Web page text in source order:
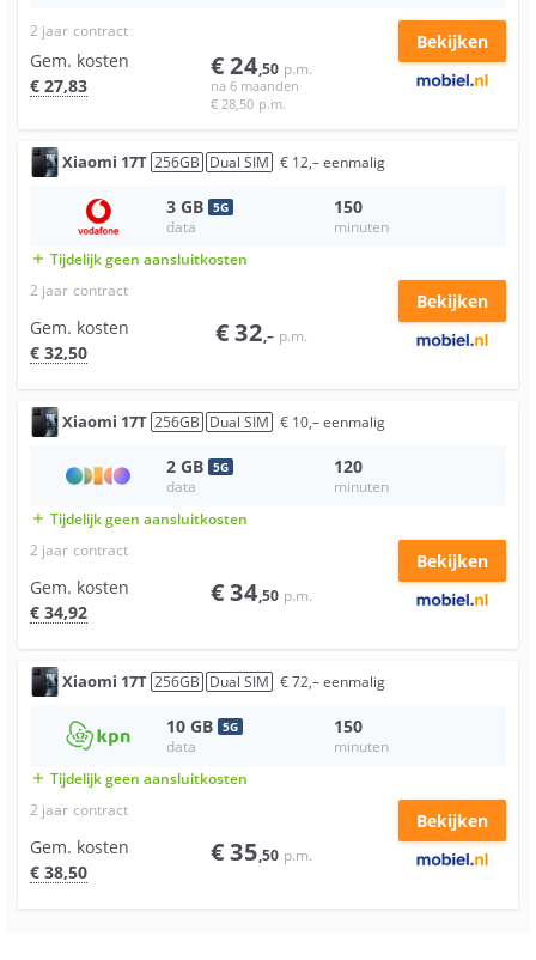
2 jaar contract
€24,50 p.m.
na 6 maanden
€ 28,50 p.m.
Gem. kosten
€ 27,83
Bekijken
Xiaomi 17T 256GB Dual SIM € 12,–eenmalig
3 GB 5G
data
150
minuten
2 jaar contract
€32,– p.m.
Gem. kosten
€ 32,50
Bekijken
add Tijdelijk geen aansluitkosten
Xiaomi 17T 256GB Dual SIM € 10,–eenmalig
2 GB 5G
data
120
minuten
2 jaar contract
€34,50 p.m.
Gem. kosten
€ 34,92
Bekijken
add Tijdelijk geen aansluitkosten
Xiaomi 17T 256GB Dual SIM €72,–eenmalig
10 GB 5G
data
150
minuten
2 jaar contract
€35,50 p.m.
Gem. kosten
€ 38,50
Bekijken
add Tijdelijk geen aansluitkosten